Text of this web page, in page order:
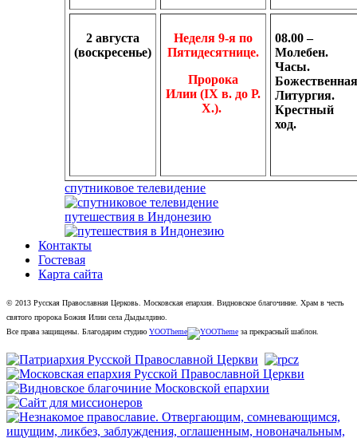
2 августа
(воскресенье)
Неделя 9-я по
Пятидесятнице.
Пророка
Илии (IX в. до Р.
Х.).
08.00 –
Молебен.
Часы.
Литургия.
Крестный
ход.
спутниковое телевидение
путешествия в Индонезию
Контакты
Гостевая
Карта сайта
© 2013 Русская Православная Церковь. Московская епархия. Видновское благочиние. Храм в честь
святого пророка Божия Илии села Дыдылдино.
Все права защищены. Благодарим студию YOOTheme за прекрасный шаблон.